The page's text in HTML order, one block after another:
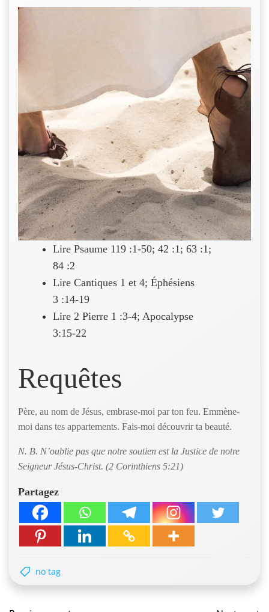
Lire Psaume 119 :1-50; 42 :1; 63 :1;
84 :2
Lire Cantiques 1 et 4; Éphésiens
3 :14-19
Lire 2 Pierre 1 :3-4; Apocalypse
3:15-22
Requêtes
Père, au nom de Jésus, embrase-moi par ton feu. Emmène-
moi dans tes appartements. Fais-moi découvrir ta beauté.
N. B. N’oublie pas que notre soutien est la Justice de notre
Seigneur Jésus-Christ. (2 Corinthiens 5:21)
Partagez
no tag